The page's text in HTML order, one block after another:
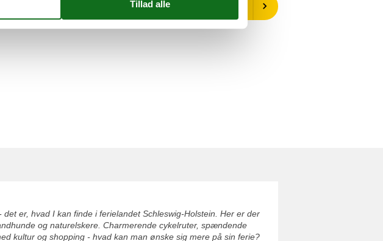
Vælg mellem 8 tilbud
er, hvad I kan finde i ferielandet Schleswig-Holstein. Her er der
og naturelskere. Charmerende cykelruter, spændende
kultur og shopping - hvad kan man ønske sig mere på sin ferie?